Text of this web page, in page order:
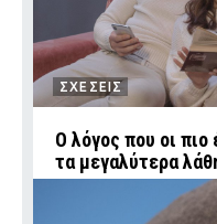
ΣΧΕΣΕΙΣ
Ο λόγος που οι
τα μεγαλύτερα